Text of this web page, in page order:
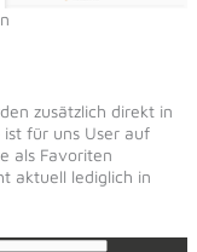
zusätzlich direkt in
für uns User auf
als Favoriten
aktuell lediglich in